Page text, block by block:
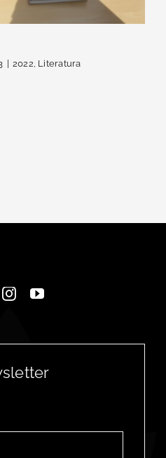
2022, Literatura